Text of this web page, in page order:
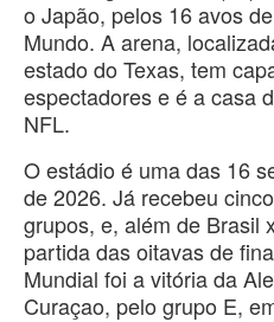
o Japão, pelos 16 avos
Mundo. A arena,
estado do Texas, tem
espectadores e é a casa
NFL.
O estádio é uma das 16
de 2026. Já recebeu
grupos, e, além de Brasil
partida das oitavas de
Mundial foi a vitória da
Curaçao, pelo grupo E,